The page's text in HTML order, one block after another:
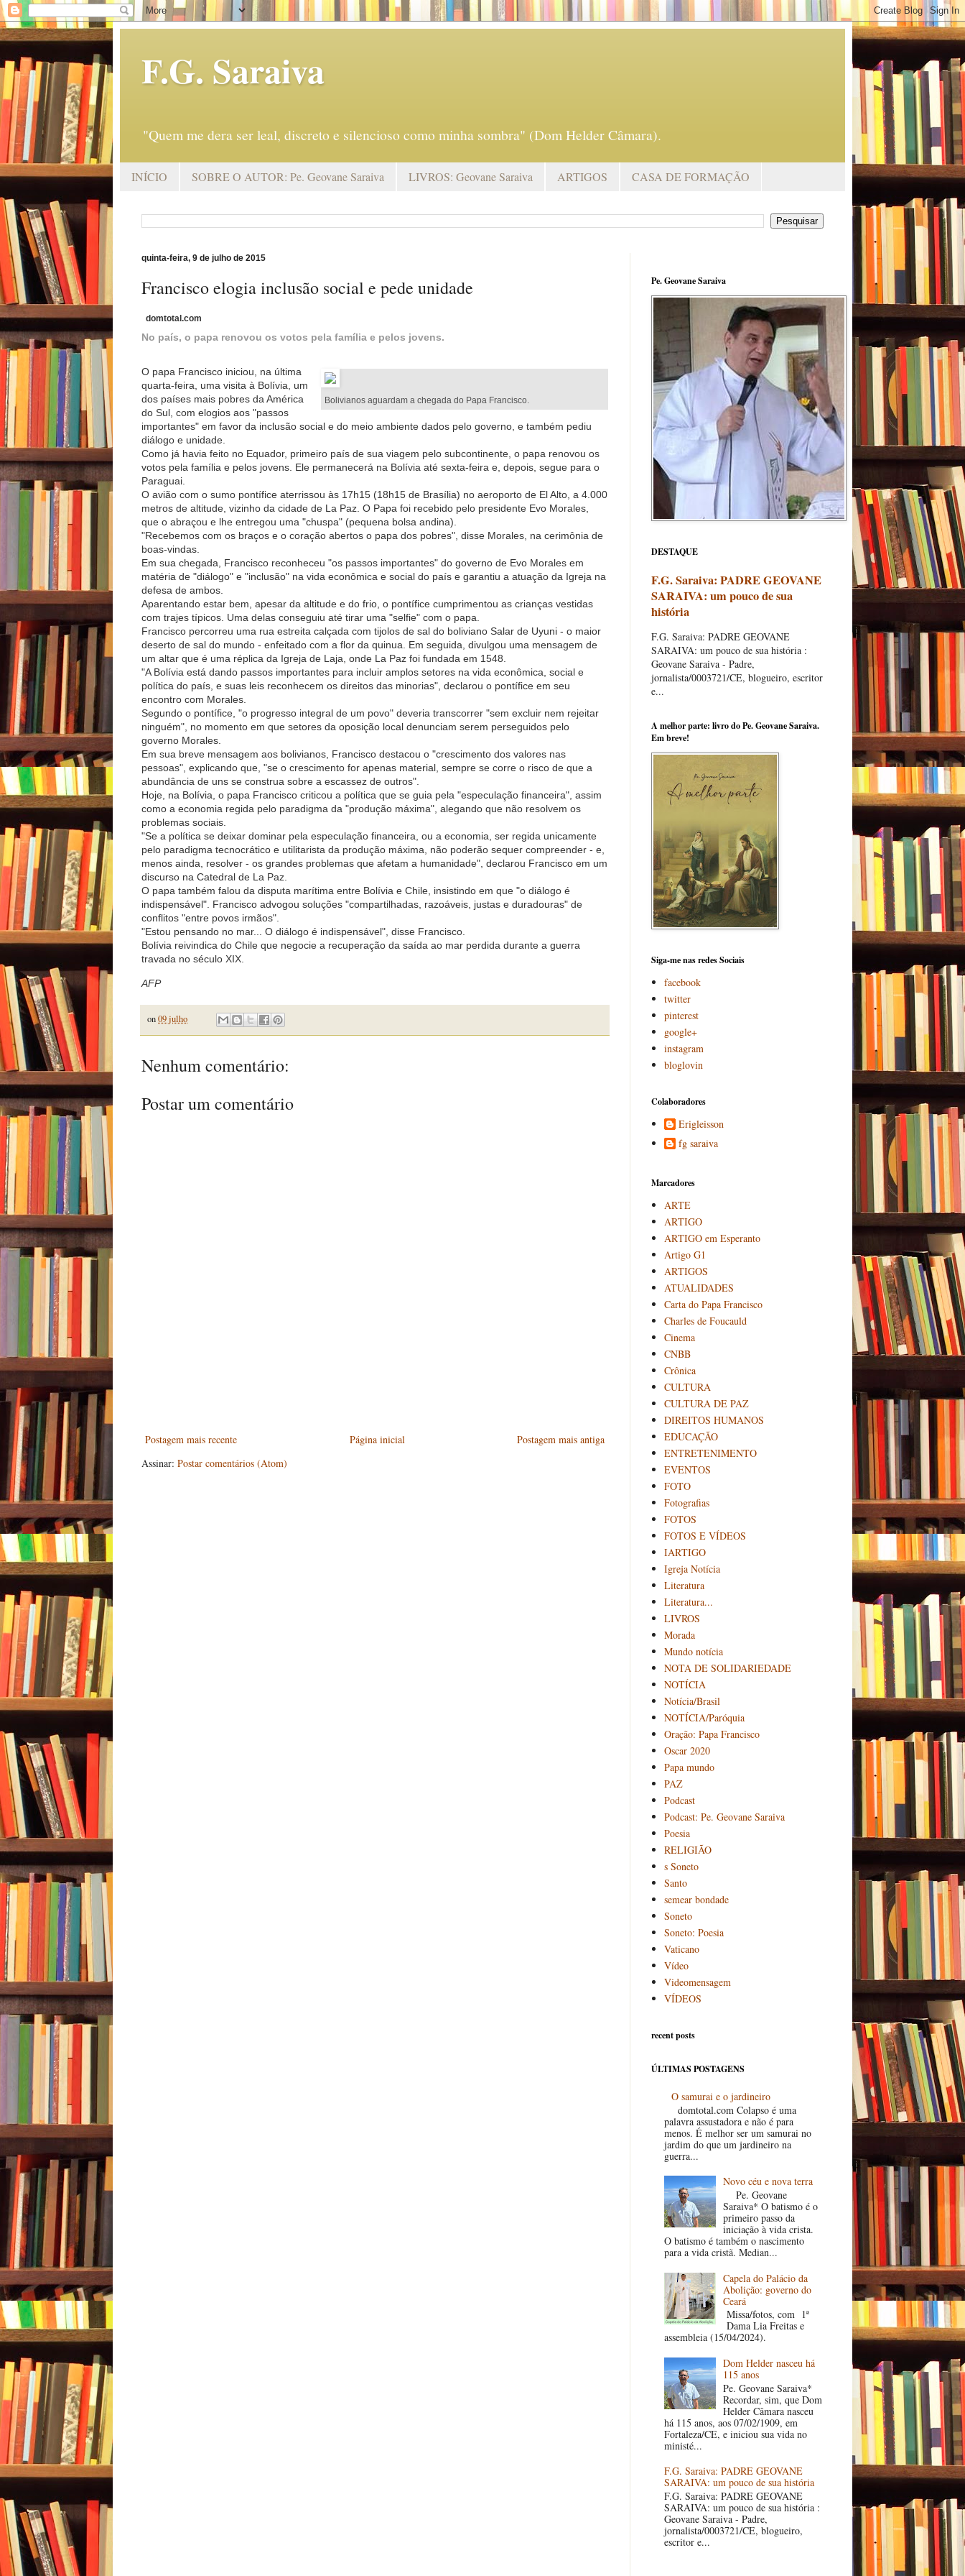
F.G. Saraiva
"Quem me dera ser leal, discreto e silencioso como minha sombra" (Dom Helder Câmara).
INÍCIO SOBRE O AUTOR: Pe. Geovane Saraiva LIVROS: Geovane Saraiva ARTIGOS CASA DE FORMAÇÃO
quinta-feira, 9 de julho de 2015
Francisco elogia inclusão social e pede unidade
domtotal.com
No país, o papa renovou os votos pela família e pelos jovens.
Bolivianos aguardam a chegada do Papa Francisco.
O papa Francisco iniciou, na última
quarta-feira, uma visita à Bolívia, um
dos países mais pobres da América
do Sul, com elogios aos "passos
importantes" em favor da inclusão social e do meio ambiente dados pelo governo, e também pediu
diálogo e unidade.
Como já havia feito no Equador, primeiro país de sua viagem pelo subcontinente, o papa renovou os
votos pela família e pelos jovens. Ele permanecerá na Bolívia até sexta-feira e, depois, segue para o
Paraguai.
O avião com o sumo pontífice aterrissou às 17h15 (18h15 de Brasília) no aeroporto de El Alto, a 4.000
metros de altitude, vizinho da cidade de La Paz. O Papa foi recebido pelo presidente Evo Morales,
que o abraçou e lhe entregou uma "chuspa" (pequena bolsa andina).
"Recebemos com os braços e o coração abertos o papa dos pobres", disse Morales, na cerimônia de
boas-vindas.
Em sua chegada, Francisco reconheceu "os passos importantes" do governo de Evo Morales em
matéria de "diálogo" e "inclusão" na vida econômica e social do país e garantiu a atuação da Igreja na
defesa de ambos.
Aparentando estar bem, apesar da altitude e do frio, o pontífice cumprimentou as crianças vestidas
com trajes típicos. Uma delas conseguiu até tirar uma "selfie" com o papa.
Francisco percorreu uma rua estreita calçada com tijolos de sal do boliviano Salar de Uyuni - o maior
deserto de sal do mundo - enfeitado com a flor da quinua. Em seguida, divulgou uma mensagem de
um altar que é uma réplica da Igreja de Laja, onde La Paz foi fundada em 1548.
"A Bolívia está dando passos importantes para incluir amplos setores na vida econômica, social e
política do país, e suas leis reconhecem os direitos das minorias", declarou o pontífice em seu
encontro com Morales.
Segundo o pontífice, "o progresso integral de um povo" deveria transcorrer "sem excluir nem rejeitar
ninguém", no momento em que setores da oposição local denunciam serem perseguidos pelo
governo Morales.
Em sua breve mensagem aos bolivianos, Francisco destacou o "crescimento dos valores nas
pessoas", explicando que, "se o crescimento for apenas material, sempre se corre o risco de que a
abundância de uns se construa sobre a escassez de outros".
Hoje, na Bolívia, o papa Francisco criticou a política que se guia pela "especulação financeira", assim
como a economia regida pelo paradigma da "produção máxima", alegando que não resolvem os
problemas sociais.
"Se a política se deixar dominar pela especulação financeira, ou a economia, ser regida unicamente
pelo paradigma tecnocrático e utilitarista da produção máxima, não poderão sequer compreender - e,
menos ainda, resolver - os grandes problemas que afetam a humanidade", declarou Francisco em um
discurso na Catedral de La Paz.
O papa também falou da disputa marítima entre Bolívia e Chile, insistindo em que "o diálogo é
indispensável". Francisco advogou soluções "compartilhadas, razoáveis, justas e duradouras" de
conflitos "entre povos irmãos".
"Estou pensando no mar... O diálogo é indispensável", disse Francisco.
Bolívia reivindica do Chile que negocie a recuperação da saída ao mar perdida durante a guerra
travada no século XIX.
AFP
on09 julho
Nenhum comentário:
Postar um comentário
Postagem mais recente Postagem mais antiga
Página inicial
Assinar: Postar comentários (Atom)
Pe. Geovane Saraiva
DESTAQUE
F.G. Saraiva: PADRE GEOVANE
SARAIVA: um pouco de sua
história
F.G. Saraiva: PADRE GEOVANE
SARAIVA: um pouco de sua história :
Geovane Saraiva - Padre,
jornalista/0003721/CE, blogueiro, escritor
e...
A melhor parte: livro do Pe. Geovane Saraiva.
Em breve!
Siga-me nas redes Sociais
facebook
twitter
pinterest
google+
instagram
bloglovin
Colaboradores
Erigleisson
fg saraiva
Marcadores
ARTE
ARTIGO
ARTIGO em Esperanto
Artigo G1
ARTIGOS
ATUALIDADES
Carta do Papa Francisco
Charles de Foucauld
Cinema
CNBB
Crônica
CULTURA
CULTURA DE PAZ
DIREITOS HUMANOS
EDUCAÇÃO
ENTRETENIMENTO
EVENTOS
FOTO
Fotografias
FOTOS
FOTOS E VÍDEOS
IARTIGO
Igreja Notícia
Literatura
Literatura...
LIVROS
Morada
Mundo notícia
NOTA DE SOLIDARIEDADE
NOTÍCIA
Notícia/Brasil
NOTÍCIA/Paróquia
Oração: Papa Francisco
Oscar 2020
Papa mundo
PAZ
Podcast
Podcast: Pe. Geovane Saraiva
Poesia
RELIGIÃO
s Soneto
Santo
semear bondade
Soneto
Soneto: Poesia
Vaticano
Vídeo
Videomensagem
VÍDEOS
recent posts
ÚLTIMAS POSTAGENS
O samurai e o jardineiro
domtotal.com Colapso é uma
palavra assustadora e não é para
menos. É melhor ser um samurai no
jardim do que um jardineiro na
guerra...
Novo céu e nova terra
Pe. Geovane
Saraiva* O batismo é o
primeiro passo da
iniciação à vida crista.
O batismo é também o nascimento
para a vida cristã. Median...
Capela do Palácio da
Abolição: governo do
Ceará
Missa/fotos, com 1ª
Dama Lia Freitas e
assembleia (15/04/2024).
Dom Helder nasceu há
115 anos
Pe. Geovane Saraiva*
Recordar, sim, que Dom
Helder Câmara nasceu
há 115 anos, aos 07/02/1909, em
Fortaleza/CE, e iniciou sua vida no
ministé...
F.G. Saraiva: PADRE GEOVANE
SARAIVA: um pouco de sua história
F.G. Saraiva: PADRE GEOVANE
SARAIVA: um pouco de sua história :
Geovane Saraiva - Padre,
jornalista/0003721/CE, blogueiro,
escritor e...